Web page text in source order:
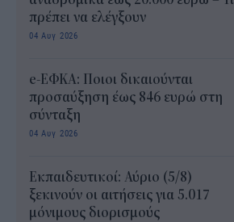
πρέπει να ελέγξουν
04 Αυγ 2026
e-ΕΦΚΑ: Ποιοι δικαιούνται
προσαύξηση έως 846 ευρώ στη
σύνταξη
04 Αυγ 2026
Εκπαιδευτικοί: Αύριο (5/8)
ξεκινούν οι αιτήσεις για 5.017
μόνιμους διορισμούς